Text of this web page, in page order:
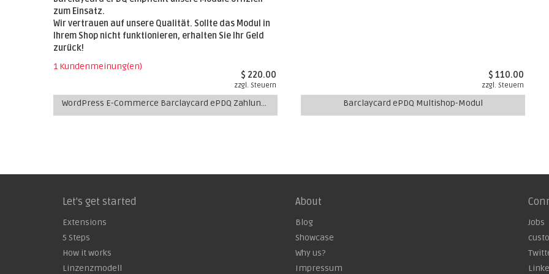
zum Einsatz.
Wir vertrauen auf unsere Qualität. Sollte das Modul in
Ihrem Shop nicht funktionieren, erhalten Sie Ihr Geld
zurück!
1 Kundenmeinung(en)
$ 220.00
zzgl. Steuern
WordPress E-Commerce Barclaycard ePDQ Zahlungs-Plugin
$ 110.00
zzgl. Steuern
Barclaycard ePDQ Multishop-Modul
Let's get started
Extensions
5 Steps
How it works
Linzenzmodell
About
Blog
Showcase
Why us?
Impressum
Jobs